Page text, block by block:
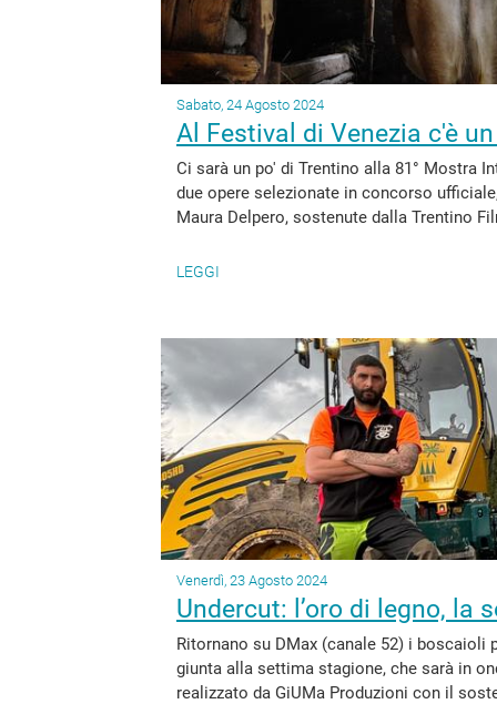
Sabato, 24 Agosto 2024
Al Festival di Venezia c'è
Ci sarà un po' di Trentino alla 81° Mostra
due opere selezionate in concorso
Maura Delpero, sostenute dalla Trentino
LEGGI
Venerdì, 23 Agosto 2024
Undercut: l’oro di legno, la
Ritornano su DMax (canale 52) i
giunta alla settima stagione, che sarà in
realizzato da GiUMa Produzioni con il